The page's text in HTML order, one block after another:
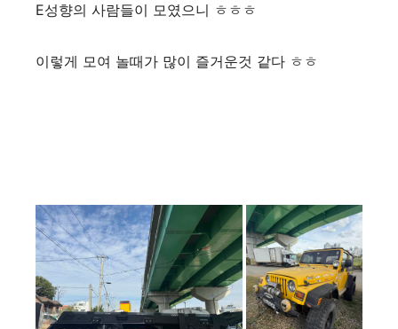
E성향의 사람들이 모였으니 ㅎㅎㅎ
이렇게 모여 놀때가 많이 즐거운것 같다 ㅎㅎ